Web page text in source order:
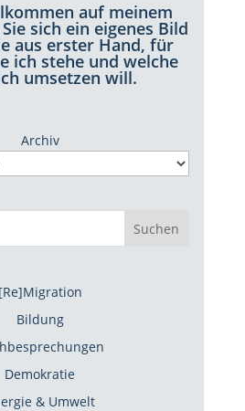
auf meinem
sich ein eigenes Bild
aus erster Hand, für
ich stehe und welche
umsetzen will.
Archiv
Suchen
[Re]Migration
Bildung
Demokratie
& Umwelt